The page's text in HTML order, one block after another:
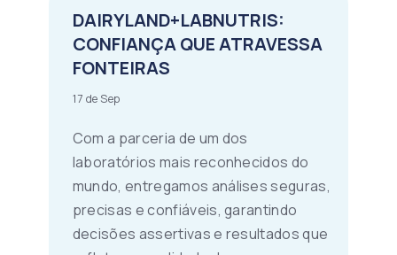
DAIRYLAND+LABNUTRIS:
CONFIANÇA QUE ATRAVESSA
FONTEIRAS
17 de Sep
Com a parceria de um dos
laboratórios mais reconhecidos do
mundo, entregamos análises seguras,
precisas e confiáveis, garantindo
decisões assertivas e resultados que